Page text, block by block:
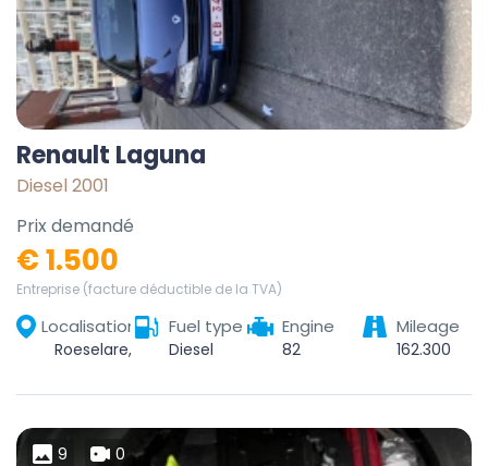
Renault Laguna
Diesel 2001
Prix demandé
€ 1.500
Entreprise (facture déductible de la TVA)
Localisation Fuel type
Diesel
Engine
82
Mileage
162.300
9 0